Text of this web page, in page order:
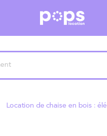
Location de chaise en bois :